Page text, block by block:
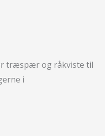
træspær og råkviste til
i